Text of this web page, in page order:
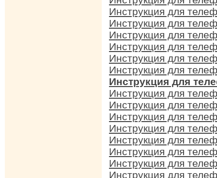
Инструкция для
Инструкция для
Инструкция для
Инструкция для
Инструкция для
Инструкция для
Инструкция для
Инструкция для
Инструкция для
Инструкция для
Инструкция для
Инструкция для
Инструкция для
Инструкция для
Инструкция для